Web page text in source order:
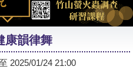
康韻律舞
2025/01/24 21:00